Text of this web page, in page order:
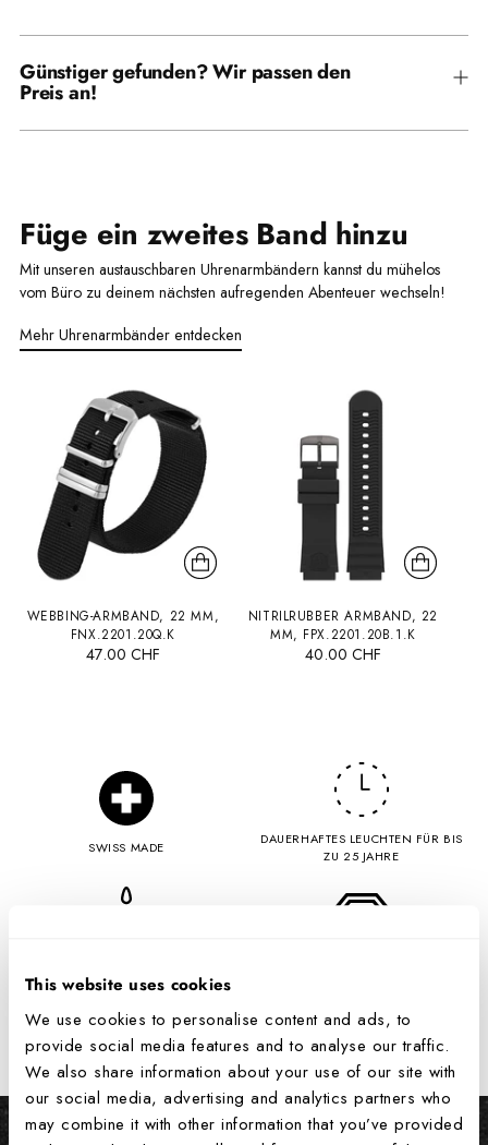
This website uses cookies
We use cookies to personalise content and ads, to
provide social media features and to analyse our traffic.
We also share information about your use of our site with
our social media, advertising and analytics partners who
may combine it with other information that you’ve provided
in
den
legen
Günstiger gefunden? Wir passen den
Preis an!
Füge ein zweites Band hinzu
Mit unseren austauschbaren Uhrenarmbändern kannst du mühelos
vom Büro zu deinem nächsten aufregenden Abenteuer wechseln!
Mehr Uhrenarmbänder entdecken
WEBBING-ARMBAND, 22 MM,
FNX.2201.20Q.K
47.00 CHF
NITRILRUBBER ARMBAND, 22
MM, FPX.2201.20B.1.K
40.00 CHF
SWISS MADE
DAUERHAFTES LEUCHTEN FÜR BIS
ZU 25 JAHRE
WASSERDICHTIGKEIT
Features